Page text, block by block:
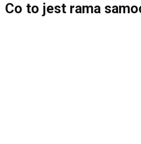
Co to jest rama